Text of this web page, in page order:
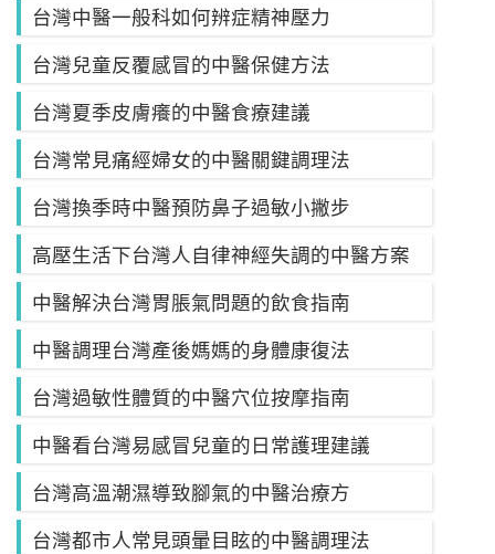
台灣中醫一般科如何辨症精神壓力
台灣兒童反覆感冒的中醫保健方法
台灣夏季皮膚癢的中醫食療建議
台灣常見痛經婦女的中醫關鍵調理法
台灣換季時中醫預防鼻子過敏小撇步
高壓生活下台灣人自律神經失調的中醫方案
中醫解決台灣胃脹氣問題的飲食指南
中醫調理台灣產後媽媽的身體康復法
台灣過敏性體質的中醫穴位按摩指南
中醫看台灣易感冒兒童的日常護理建議
台灣高溫潮濕導致腳氣的中醫治療方
台灣都市人常見頭暈目眩的中醫調理法